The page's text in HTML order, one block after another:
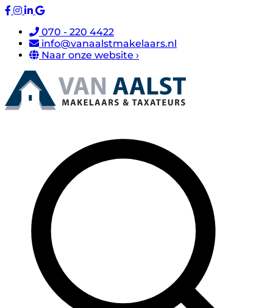
070 - 220 4422
info@vanaalstmakelaars.nl
Naar onze website ›